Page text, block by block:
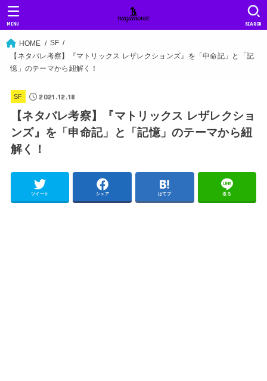
SEARCH
MENU
HOME
SF
【ネタバレ考察】『マトリックス レザレクションズ』を「申命記」と「記
憶」のテーマから紐解く！
SF 2021.12.18
【ネタバレ考察】『マトリックス レザレクショ
ンズ』を「申命記」と「記憶」のテーマから紐
解く！
ツイート シェア はてブ 送る